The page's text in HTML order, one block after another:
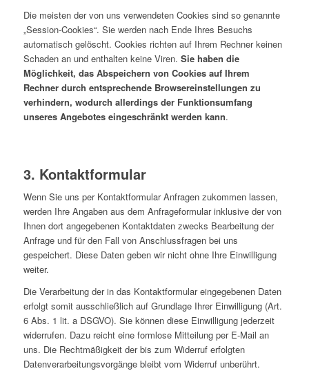
Die meisten der von uns verwendeten Cookies sind so genannte
„Session-Cookies“. Sie werden nach Ende Ihres Besuchs
automatisch gelöscht. Cookies richten auf Ihrem Rechner keinen
Schaden an und enthalten keine Viren. Sie haben die
Möglichkeit, das Abspeichern von Cookies auf Ihrem
Rechner durch entsprechende Browsereinstellungen zu
verhindern, wodurch allerdings der Funktionsumfang
unseres Angebotes eingeschränkt werden kann.
3. Kontaktformular
Wenn Sie uns per Kontaktformular Anfragen zukommen lassen,
werden Ihre Angaben aus dem Anfrageformular inklusive der von
Ihnen dort angegebenen Kontaktdaten zwecks Bearbeitung der
Anfrage und für den Fall von Anschlussfragen bei uns
gespeichert. Diese Daten geben wir nicht ohne Ihre Einwilligung
weiter.
Die Verarbeitung der in das Kontaktformular eingegebenen Daten
erfolgt somit ausschließlich auf Grundlage Ihrer Einwilligung (Art.
6 Abs. 1 lit. a DSGVO). Sie können diese Einwilligung jederzeit
widerrufen. Dazu reicht eine formlose Mitteilung per E-Mail an
uns. Die Rechtmäßigkeit der bis zum Widerruf erfolgten
Datenverarbeitungsvorgänge bleibt vom Widerruf unberührt.